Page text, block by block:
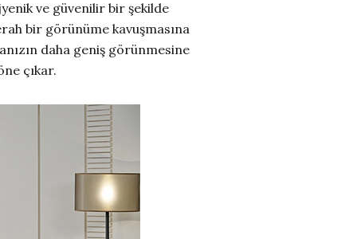
ve güvenilir bir şekilde
bir görünüme kavuşmasına
daha geniş görünmesine
çıkar.